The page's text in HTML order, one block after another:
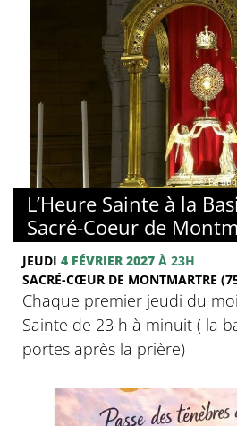
©
L’Heure Sainte à la
Sacré-Coeur de
JEUDI 4 FÉVRIER 2027 À 23H
SACRÉ-CŒUR DE MONTMARTRE
Chaque premier jeudi du
Sainte de 23 h à minuit ( la
portes après la prière)